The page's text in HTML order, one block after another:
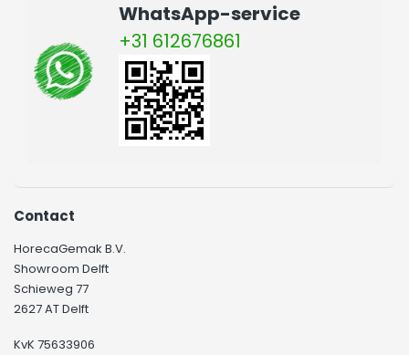
WhatsApp-service
+31 612676861
Contact
HorecaGemak B.V.
Showroom Delft
Schieweg 77
2627 AT Delft
KvK 75633906